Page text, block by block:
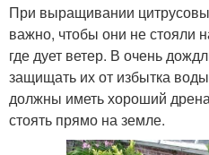
При выращивании
важно, чтобы они не стояли
где дует ветер. В очень
защищать их от избытка
должны иметь хороший
стоять прямо на земле.